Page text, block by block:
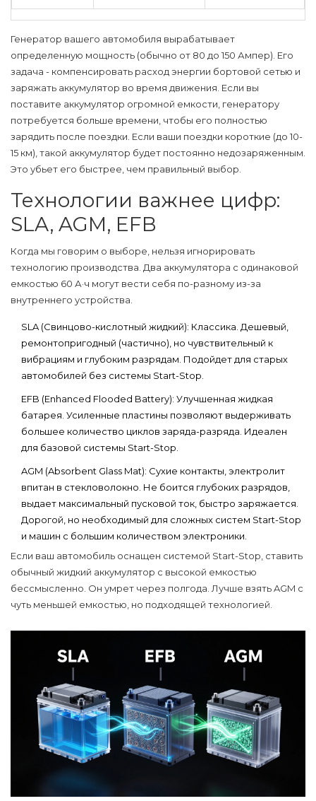
Генератор вашего автомобиля вырабатывает
определенную мощность (обычно от 80 до 150 Ампер). Его
задача - компенсировать расход энергии бортовой сетью и
заряжать аккумулятор во время движения. Если вы
поставите аккумулятор огромной емкости, генератору
потребуется больше времени, чтобы его полностью
зарядить после поездки. Если ваши поездки короткие (до 10-
15 км), такой аккумулятор будет постоянно недозаряженным.
Это убьет его быстрее, чем правильный выбор.
Технологии важнее цифр:
SLA, AGM, EFB
Когда мы говорим о выборе, нельзя игнорировать
технологию производства. Два аккумулятора с одинаковой
емкостью 60 А·ч могут вести себя по-разному из-за
внутреннего устройства.
SLA (Свинцово-кислотный жидкий): Классика. Дешевый,
ремонтопригодный (частично), но чувствительный к
вибрациям и глубоким разрядам. Подойдет для старых
автомобилей без системы Start-Stop.
EFB (Enhanced Flooded Battery): Улучшенная жидкая
батарея. Усиленные пластины позволяют выдерживать
большее количество циклов заряда-разряда. Идеален
для базовой системы Start-Stop.
AGM (Absorbent Glass Mat): Сухие контакты, электролит
впитан в стекловолокно. Не боится глубоких разрядов,
выдает максимальный пусковой ток, быстро заряжается.
Дорогой, но необходимый для сложных систем Start-Stop
и машин с большим количеством электроники.
Если ваш автомобиль оснащен системой Start-Stop, ставить
обычный жидкий аккумулятор с высокой емкостью
бессмысленно. Он умрет через полгода. Лучше взять AGM с
чуть меньшей емкостью, но подходящей технологией.